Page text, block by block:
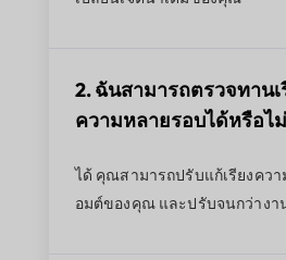
2. ฉันสามารถตรวจทานเ
ความหลายรอบได้หรือไ
ได้ คุณสามารถปรับแก้เรียงคว
อมต์ของคุณ และปรับจนกว่างา